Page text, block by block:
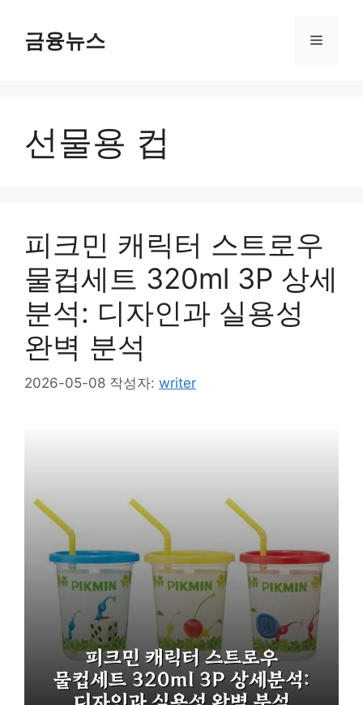
금융뉴스 메
선물용 컵
피크민 캐릭터 스트로우
물컵세트 320ml 3P 상세
분석: 디자인과 실용성
완벽 분석
2026-05-08 작성자: writer